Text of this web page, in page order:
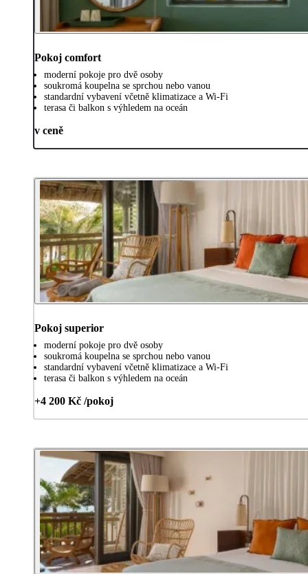
Pokoj comfort
moderní pokoje pro dvě osoby
soukromá koupelna se sprchou nebo vanou
standardní vybavení včetně klimatizace a Wi-Fi
terasa či balkon s výhledem na oceán
v ceně
Pokoj superior
moderní pokoje pro dvě osoby
soukromá koupelna se sprchou nebo vanou
standardní vybavení včetně klimatizace a Wi-Fi
terasa či balkon s výhledem na oceán
+4 200 Kč /pokoj